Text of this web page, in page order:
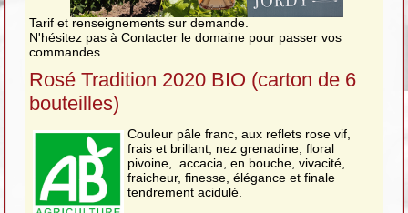
Tarif et renseignements sur demande.
N'hésitez pas à Contacter le domaine pour passer vos
commandes.
Rosé Tradition 2020 BIO (carton de 6
bouteilles)
Couleur pâle franc, aux reflets rose vif,
frais et brillant, nez grenadine, floral
pivoine, accacia, en bouche, vivacité,
fraicheur, finesse, élégance et finale
tendrement acidulé.